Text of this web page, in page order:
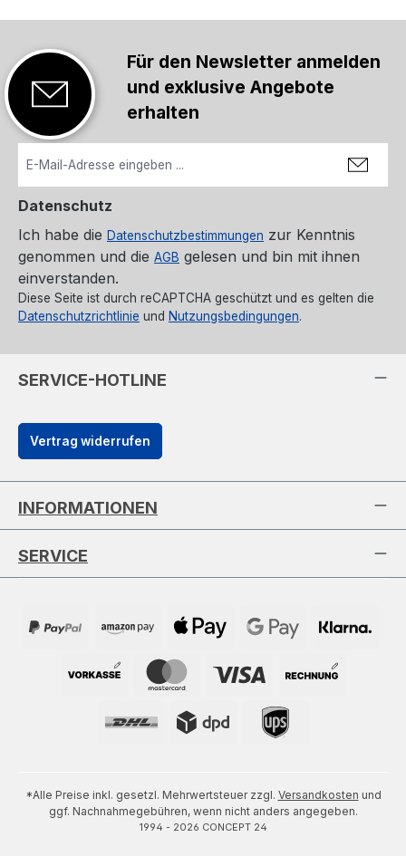
Für den Newsletter anmelden
und exklusive Angebote
erhalten
Datenschutz
Ich habe die Datenschutzbestimmungen zur Kenntnis
genommen und die AGB gelesen und bin mit ihnen
einverstanden.
Diese Seite ist durch reCAPTCHA geschützt und es gelten die
Datenschutzrichtlinie und Nutzungsbedingungen.
SERVICE-HOTLINE
Vertrag widerrufen
INFORMATIONEN
SERVICE
*Alle Preise inkl. gesetzl. Mehrwertsteuer zzgl. Versandkosten und
ggf. Nachnahmegebühren, wenn nicht anders angegeben.
1994 - 2026 CONCEPT 24